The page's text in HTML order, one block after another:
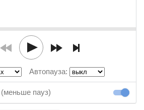
Автопауза:
(меньше пауз)